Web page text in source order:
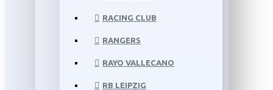
RACING CLUB
RANGERS
RAYO VALLECANO
RB LEIPZIG